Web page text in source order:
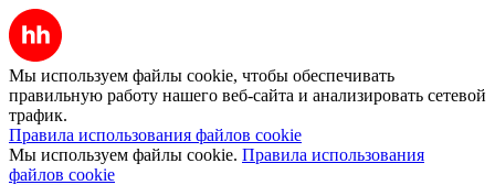
Мы используем файлы cookie, чтобы обеспечивать
правильную работу нашего веб-сайта и анализировать сетевой
трафик.
Правила использования файлов cookie
Мы используем файлы cookie. Правила использования
файлов cookie